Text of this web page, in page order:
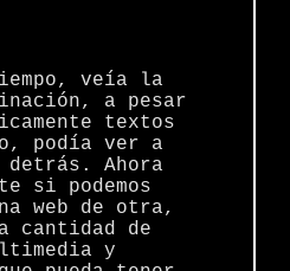
veía la
a pesar
textos
podía ver a
detrás. Ahora
si podemos
web de otra,
cantidad de
y